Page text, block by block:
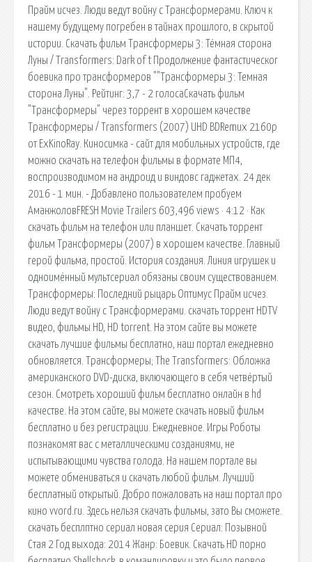
Прайм исчез. Люди ведут войну с Трансформерами. Ключ к
нашему будущему погребен в тайнах прошлого, в скрытой
истории. Скачать фильм Трансформеры 3: Тёмная сторона
Луны / Transformers: Dark of t Продолжение фантастическог
боевика про трансформеров ""Трансформеры 3: Темная
сторона Луны". Рейтинг: 3,7 - 2 голосаСкачать фильм
"Трансформеры" через торрент в хорошем качестве
Трансформеры / Transformers (2007) UHD BDRemux 2160p
от ExKinoRay. Киносимка - сайт для мобильных устройств, где
можно скачать на телефон фильмы в формате МП4,
воспроизводимом на андроид и виндовс гаджетах. 24 дек
2016 - 1 мин. - Добавлено пользователем пробуем
АманжоловFRESH Movie Trailers 603,496 views · 4:12 · Как
скачать фильм на телефон или планшет. Скачать торрент
фильм Трансформеры (2007) в хорошем качестве. Главный
герой фильма, простой. История создания. Линия игрушек и
одноимённый мультсериал обязаны своим существованием.
Трансформеры: Последний рыцарь Оптимус Прайм исчез.
Люди ведут войну с Трансформерами. скачать торрент HDTV
видео, фильмы HD, HD torrent. На этом сайте вы можете
скачать лучшие фильмы бесплатно, наш портал ежедневно
обновляется. Трансформеры; The Transformers: Обложка
американского DVD-диска, включающего в себя четвёртый
сезон. Смотреть хороший фильм бесплатно онлайн в hd
качестве. На этом сайте, вы можете скачать новый фильм
бесплатно и без регистрации. Ежедневное. Игры Роботы
познакомят вас с металлическими созданиями, не
испытывающими чувства голода. На нашем портале вы
можете обмениваться и скачать любой фильм. Лучший
бесплатный открытый. Добро пожаловать на наш портал про
кино vvord.ru. Здесь нельзя скачать фильмы, зато Вы сможете.
скачать бесплптно сериал новая серия Сериал: Позывной
Стая 2 Год выхода: 2014 Жанр: Боевик. Скачать HD порно